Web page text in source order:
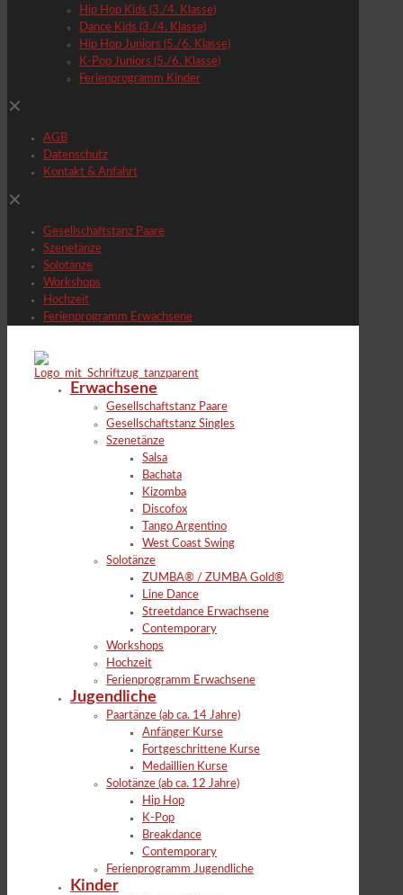
Hip Hop Kids (3./4. Klasse)
Dance Kids (3./4. Klasse)
Hip Hop Juniors (5./6. Klasse)
K-Pop Juniors (5./6. Klasse)
Ferienprogramm Kinder
✕
AGB
Datenschutz
Kontakt & Anfahrt
✕
Gesellschaftstanz Paare
Szenetänze
Solotänze
Workshops
Hochzeit
Ferienprogramm Erwachsene
Erwachsene
Gesellschaftstanz Paare
Gesellschaftstanz Singles
Szenetänze
Salsa
Bachata
Kizomba
Discofox
Tango Argentino
West Coast Swing
Solotänze
ZUMBA® / ZUMBA Gold®
Line Dance
Streetdance Erwachsene
Contemporary
Workshops
Hochzeit
Ferienprogramm Erwachsene
Jugendliche
Paartänze (ab ca. 14 Jahre)
Anfänger Kurse
Fortgeschrittene Kurse
Medaillien Kurse
Solotänze (ab ca. 12 Jahre)
Hip Hop
K-Pop
Breakdance
Contemporary
Ferienprogramm Jugendliche
Kinder